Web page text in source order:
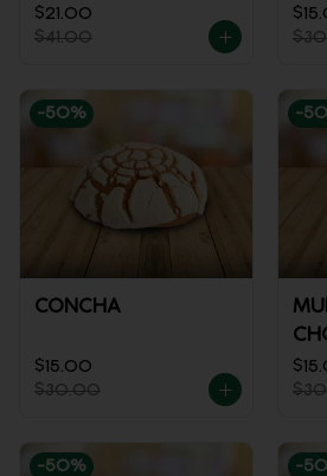
$21.00
$41.00
-50%
CONCHA
$15.00
$30.00
-50
-50% -50